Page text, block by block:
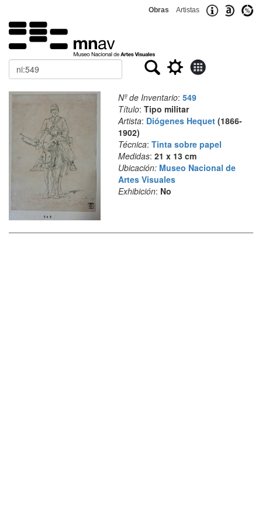
Obras Artistas
Buscar
Nº de Inventario: 549
Título: Tipo militar
Artista: Diógenes Hequet(1866-
1902)
Técnica: Tinta sobre papel
Medidas: 21 x 13 cm
Ubicación: Museo Nacional de
Artes Visuales
Exhibición: No